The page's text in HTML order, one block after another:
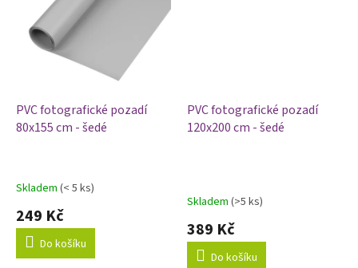
PVC fotografické pozadí
80x155 cm - šedé
Průměrné
hodnocení
produktu
5,0
Skladem (< 5 ks)
249 Kč
Do košíku
PVC fotografické pozadí
120x200 cm - šedé
Skladem (>5 ks)
389 Kč
Do košíku